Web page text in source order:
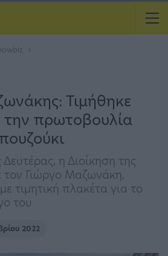
Τιμήθηκε
πρωτοβουλία
η Διοίκηση της
Γιώργο Μαζωνάκη,
τιμητική πλακέτα για το
του
2022